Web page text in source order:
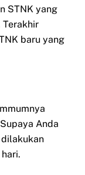
STNK yang
Terakhir
baru yang
Anda